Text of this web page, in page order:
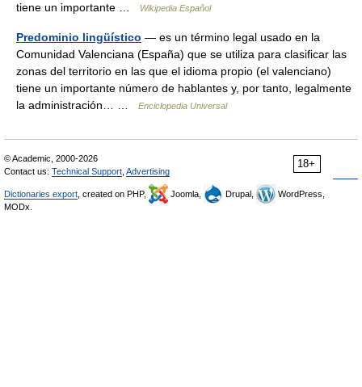
tiene un importante …
Wikipedia Español
Predominio lingüístico — es un término legal usado en la
Comunidad Valenciana (España) que se utiliza para clasificar las
zonas del territorio en las que el idioma propio (el valenciano)
tiene un importante número de hablantes y, por tanto, legalmente
la administración… …
Enciclopedia Universal
18+
© Academic, 2000-2026
Contact us: Technical Support Advertising
Dictionaries export , created on PHP, Joomla, Drupal,
WordPress,
MODx.